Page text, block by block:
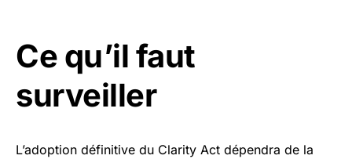
Ce qu’il faut
surveiller
L’adoption définitive du Clarity Act dépendra de la